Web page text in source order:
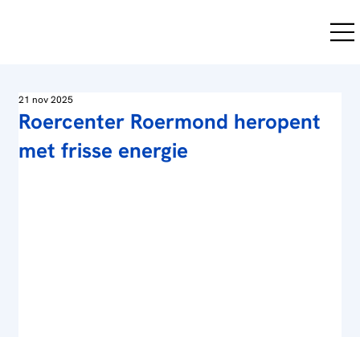
Roercenter Roermond heropent
met frisse energie
21 nov 2025